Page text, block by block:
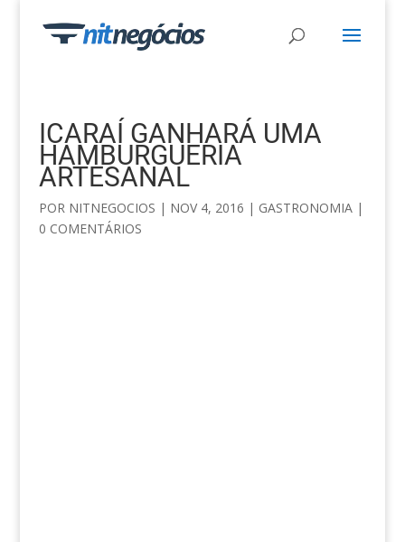
ICARAÍ GANHARÁ UMA
HAMBURGUERIA
ARTESANAL
POR NITNEGOCIOS | NOV 4, 2016 | GASTRONOMIA|
0 COMENTÁRIOS